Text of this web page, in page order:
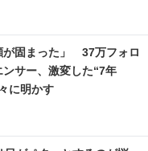
が固まった」 37万フォロ
サー、激変した“7年
に明かす